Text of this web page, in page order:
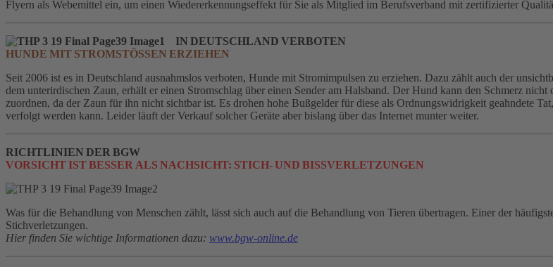
Flyern als Webemittel ein, um einen Wiedererkennungseffekt für Sie als Mitglied im Berufsverband mit zertifizierter
IN DEUTSCHLAND VERBOTEN
HUNDE MIT STROMSTÖSSEN ERZIEHEN
Seit 2006 ist es in Deutschland ausnahmslos verboten, Hunde mit Stromimpulsen zu erziehen. Dazu zählt auch der
dem unterirdischen Zaun, erhält er einen Stromschlag über einen Sender am Halsband. Der Hund kann den Schmerz
zuordnen, da der Zaun für ihn nicht sichtbar ist. Es drohen hohe Bußgelder für diese als Ordnungswidrigkeit geahndete
verfolgt werden kann. Leider läuft der Verkauf solcher Geräte aber bislang über das Internet munter weiter.
RICHTLINIEN DER BGW
VORSICHT IST BESSER ALS NACHSICHT: STICH- UND BISSVERLETZUNGEN
Was für die Behandlung von Menschen zählt, lässt sich auch auf die Behandlung von Tieren übertragen. Einer der
Stichverletzungen.
Hier finden Sie wichtige Informationen dazu: www.bgw-online.de